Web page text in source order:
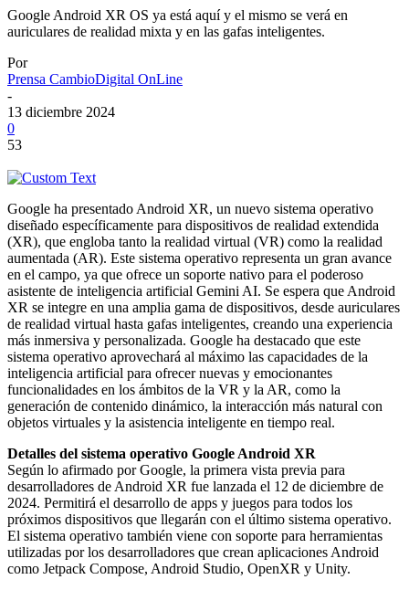
Google Android XR OS ya está aquí y el mismo se verá en
auriculares de realidad mixta y en las gafas inteligentes.
Por
Prensa CambioDigital OnLine
-
13 diciembre 2024
0
53
Google ha presentado Android XR, un nuevo sistema operativo
diseñado específicamente para dispositivos de realidad extendida
(XR), que engloba tanto la realidad virtual (VR) como la realidad
aumentada (AR). Este sistema operativo representa un gran avance
en el campo, ya que ofrece un soporte nativo para el poderoso
asistente de inteligencia artificial Gemini AI. Se espera que Android
XR se integre en una amplia gama de dispositivos, desde auriculares
de realidad virtual hasta gafas inteligentes, creando una experiencia
más inmersiva y personalizada. Google ha destacado que este
sistema operativo aprovechará al máximo las capacidades de la
inteligencia artificial para ofrecer nuevas y emocionantes
funcionalidades en los ámbitos de la VR y la AR, como la
generación de contenido dinámico, la interacción más natural con
objetos virtuales y la asistencia inteligente en tiempo real.
Detalles del sistema operativo Google Android XR
Según lo afirmado por Google, la primera vista previa para
desarrolladores de Android XR fue lanzada el 12 de diciembre de
2024. Permitirá el desarrollo de apps y juegos para todos los
próximos dispositivos que llegarán con el último sistema operativo.
El sistema operativo también viene con soporte para herramientas
utilizadas por los desarrolladores que crean aplicaciones Android
como Jetpack Compose, Android Studio, OpenXR y Unity.